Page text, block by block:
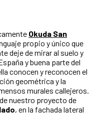
Okuda San
propio y único que
deje de mirar al suelo y
y buena parte del
conocen y reconocen el
geométrica y la
murales callejeros.
nuestro proyecto de
, en la fachada lateral